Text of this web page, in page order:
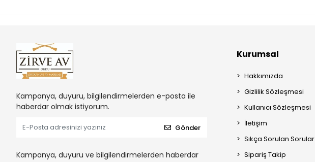
Kampanya, duyuru, bilgilendirmelerden e-posta ile
haberdar olmak istiyorum.
Gönder
Kampanya, duyuru ve bilgilendirmelerden haberdar
Kurumsal
Hakkımızda
Gizlilik Sözleşmesi
Kullanıcı Sözleşmesi
İletişim
Sıkça Sorulan Sorular
Sipariş Takip